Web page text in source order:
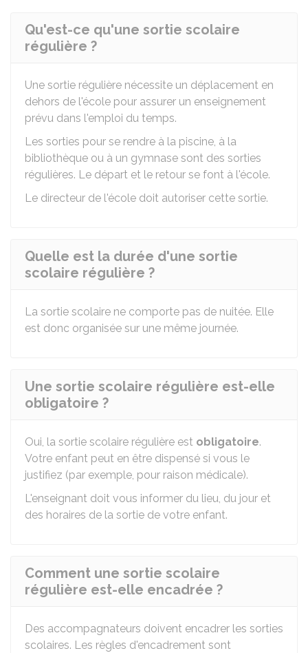
Qu'est-ce qu'une sortie scolaire
régulière ?
Une sortie régulière nécessite un déplacement en
dehors de l'école pour assurer un enseignement
prévu dans l'emploi du temps.
Les sorties pour se rendre à la piscine, à la
bibliothèque ou à un gymnase sont des sorties
régulières. Le départ et le retour se font à l'école.
Le directeur de l'école doit autoriser cette sortie.
Quelle est la durée d'une sortie
scolaire régulière ?
La sortie scolaire ne comporte pas de nuitée. Elle
est donc organisée sur une même journée.
Une sortie scolaire régulière est-elle
obligatoire ?
Oui, la sortie scolaire régulière est obligatoire.
Votre enfant peut en être dispensé si vous le
justifiez (par exemple, pour raison médicale).
L'enseignant doit vous informer du lieu, du jour et
des horaires de la sortie de votre enfant.
Comment une sortie scolaire
régulière est-elle encadrée ?
Des accompagnateurs doivent encadrer les sorties
scolaires. Les règles d'encadrement sont